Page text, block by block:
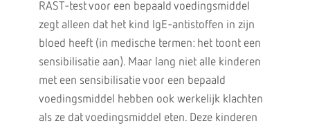
RAST-test voor een bepaald voedingsmiddel
zegt alleen dat het kind IgE-antistoffen in zijn
bloed heeft (in medische termen: het toont een
sensibilisatie aan). Maar lang niet alle kinderen
met een sensibilisatie voor een bepaald
voedingsmiddel hebben ook werkelijk klachten
als ze dat voedingsmiddel eten. Deze kinderen